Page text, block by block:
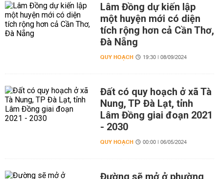
Lâm Đồng dự kiến lập
một huyện mới có diện
tích rộng hơn cả Cần Thơ,
Đà Nẵng
QUY HOẠCH 19:30 | 08/09/2024
Đất có quy hoạch ở xã Tà
Nung, TP Đà Lạt, tỉnh
Lâm Đồng giai đoạn 2021
- 2030
QUY HOẠCH 00:00 | 06/05/2024
Đường sẽ mở ở phường